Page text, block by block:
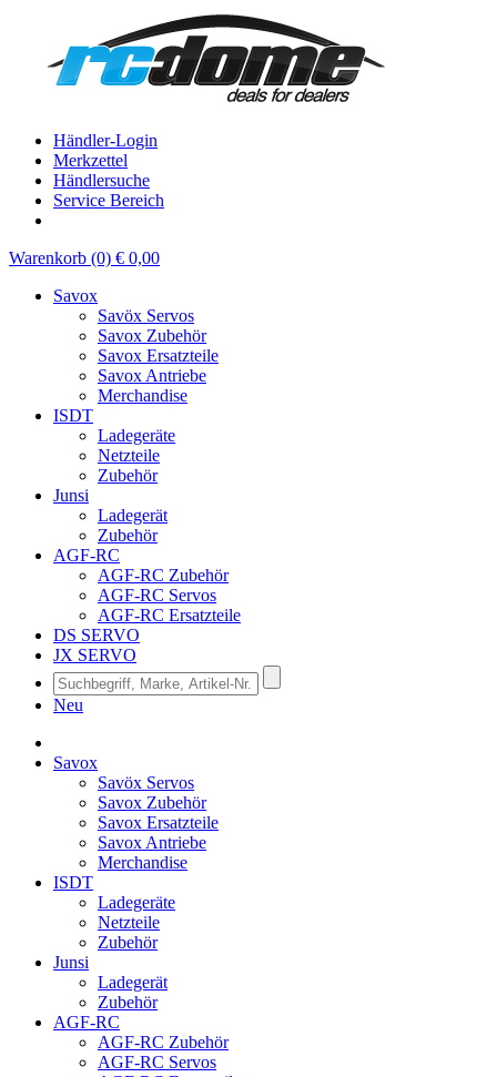
Händler-Login
Merkzettel
Händlersuche
Service Bereich
Warenkorb (0) € 0,00
Savox
Savöx Servos
Savox Zubehör
Savox Ersatzteile
Savox Antriebe
Merchandise
ISDT
Ladegeräte
Netzteile
Zubehör
Junsi
Ladegerät
Zubehör
AGF-RC
AGF-RC Zubehör
AGF-RC Servos
AGF-RC Ersatzteile
DS SERVO
JX SERVO
Neu
Savox
Savöx Servos
Savox Zubehör
Savox Ersatzteile
Savox Antriebe
Merchandise
ISDT
Ladegeräte
Netzteile
Zubehör
Junsi
Ladegerät
Zubehör
AGF-RC
AGF-RC Zubehör
AGF-RC Servos